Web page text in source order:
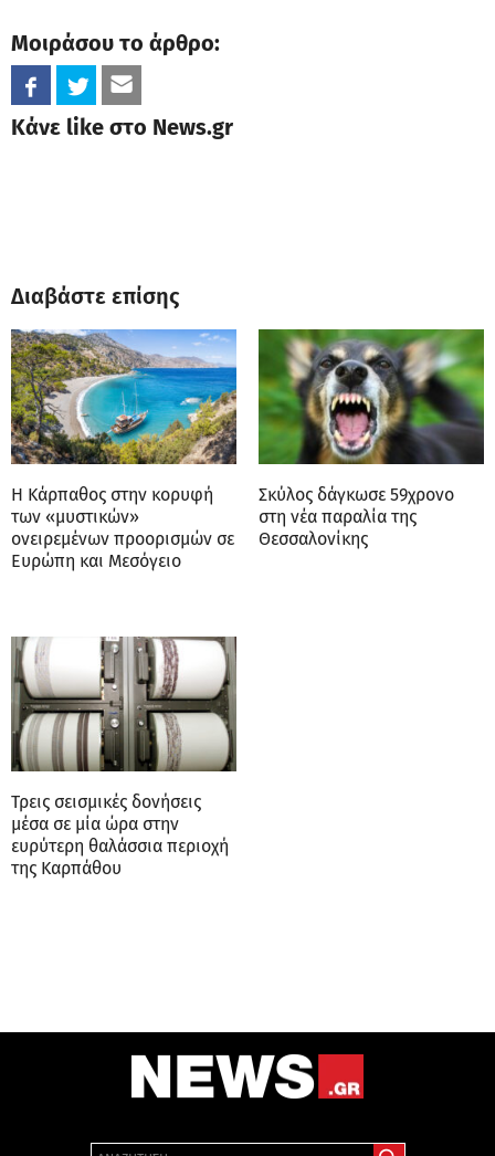
Μοιράσου το άρθρο:
Κάνε like στο News.gr
Διαβάστε επίσης
Η Κάρπαθος στην κορυφή
των «μυστικών»
ονειρεμένων προορισμών σε
Ευρώπη και Μεσόγειο
Σκύλος δάγκωσε 59χρονο
στη νέα παραλία της
Θεσσαλονίκης
Τρεις σεισμικές δονήσεις
μέσα σε μία ώρα στην
ευρύτερη θαλάσσια περιοχή
της Καρπάθου